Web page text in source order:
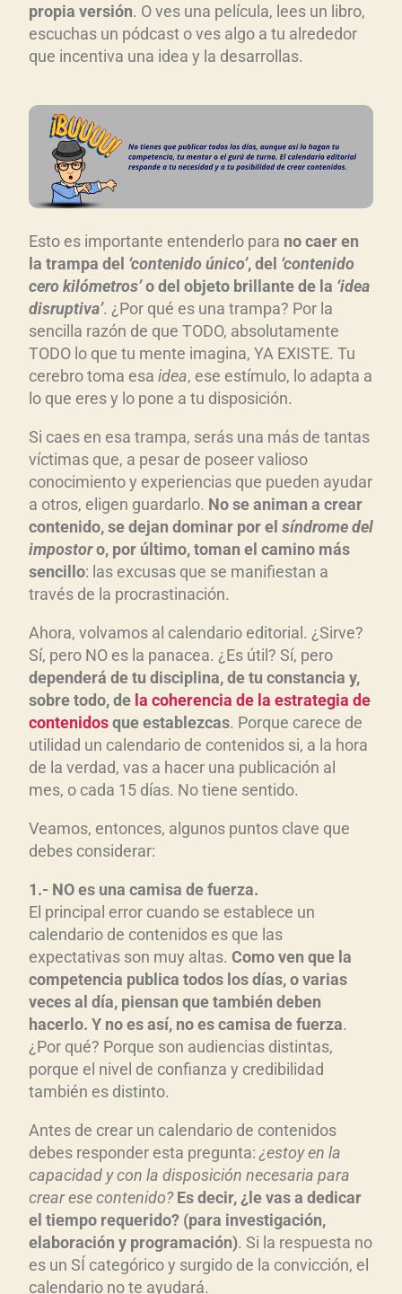
propia versión. O ves una película, lees un libro,
escuchas un pódcast o ves algo a tu alrededor
que incentiva una idea y la desarrollas.
Esto es importante entenderlo para no caer en
la trampa del ‘contenido único’, del ‘contenido
cero kilómetros’o del objeto brillante de la ‘idea
disruptiva’. ¿Por qué es una trampa? Por la
sencilla razón de que TODO, absolutamente
TODO lo que tu mente imagina, YA EXISTE. Tu
cerebro toma esa idea, ese estímulo, lo adapta a
lo que eres y lo pone a tu disposición.
Si caes en esa trampa, serás una más de tantas
víctimas que, a pesar de poseer valioso
conocimiento y experiencias que pueden ayudar
a otros, eligen guardarlo. No se animan a crear
contenido, se dejan dominar por el síndrome del
impostoro, por último, toman el camino más
sencillo: las excusas que se manifiestan a
través de la procrastinación.
Ahora, volvamos al calendario editorial. ¿Sirve?
Sí, pero NO es la panacea. ¿Es útil? Sí, pero
dependerá de tu disciplina, de tu constancia y,
sobre todo, de la coherencia de la estrategia de
contenidosque establezcas. Porque carece de
utilidad un calendario de contenidos si, a la hora
de la verdad, vas a hacer una publicación al
mes, o cada 15 días. No tiene sentido.
Veamos, entonces, algunos puntos clave que
debes considerar:
1.- NO es una camisa de fuerza.
El principal error cuando se establece un
calendario de contenidos es que las
expectativas son muy altas. Como ven que la
competencia publica todos los días, o varias
veces al día, piensan que también deben
hacerlo. Y no es así, no es camisa de fuerza.
¿Por qué? Porque son audiencias distintas,
porque el nivel de confianza y credibilidad
también es distinto.
Antes de crear un calendario de contenidos
debes responder esta pregunta: ¿estoy en la
capacidad y con la disposición necesaria para
crear ese contenido? Es decir, ¿le vas a dedicar
el tiempo requerido? (para investigación,
elaboración y programación). Si la respuesta no
es un SÍ categórico y surgido de la convicción, el
calendario no te ayudará.